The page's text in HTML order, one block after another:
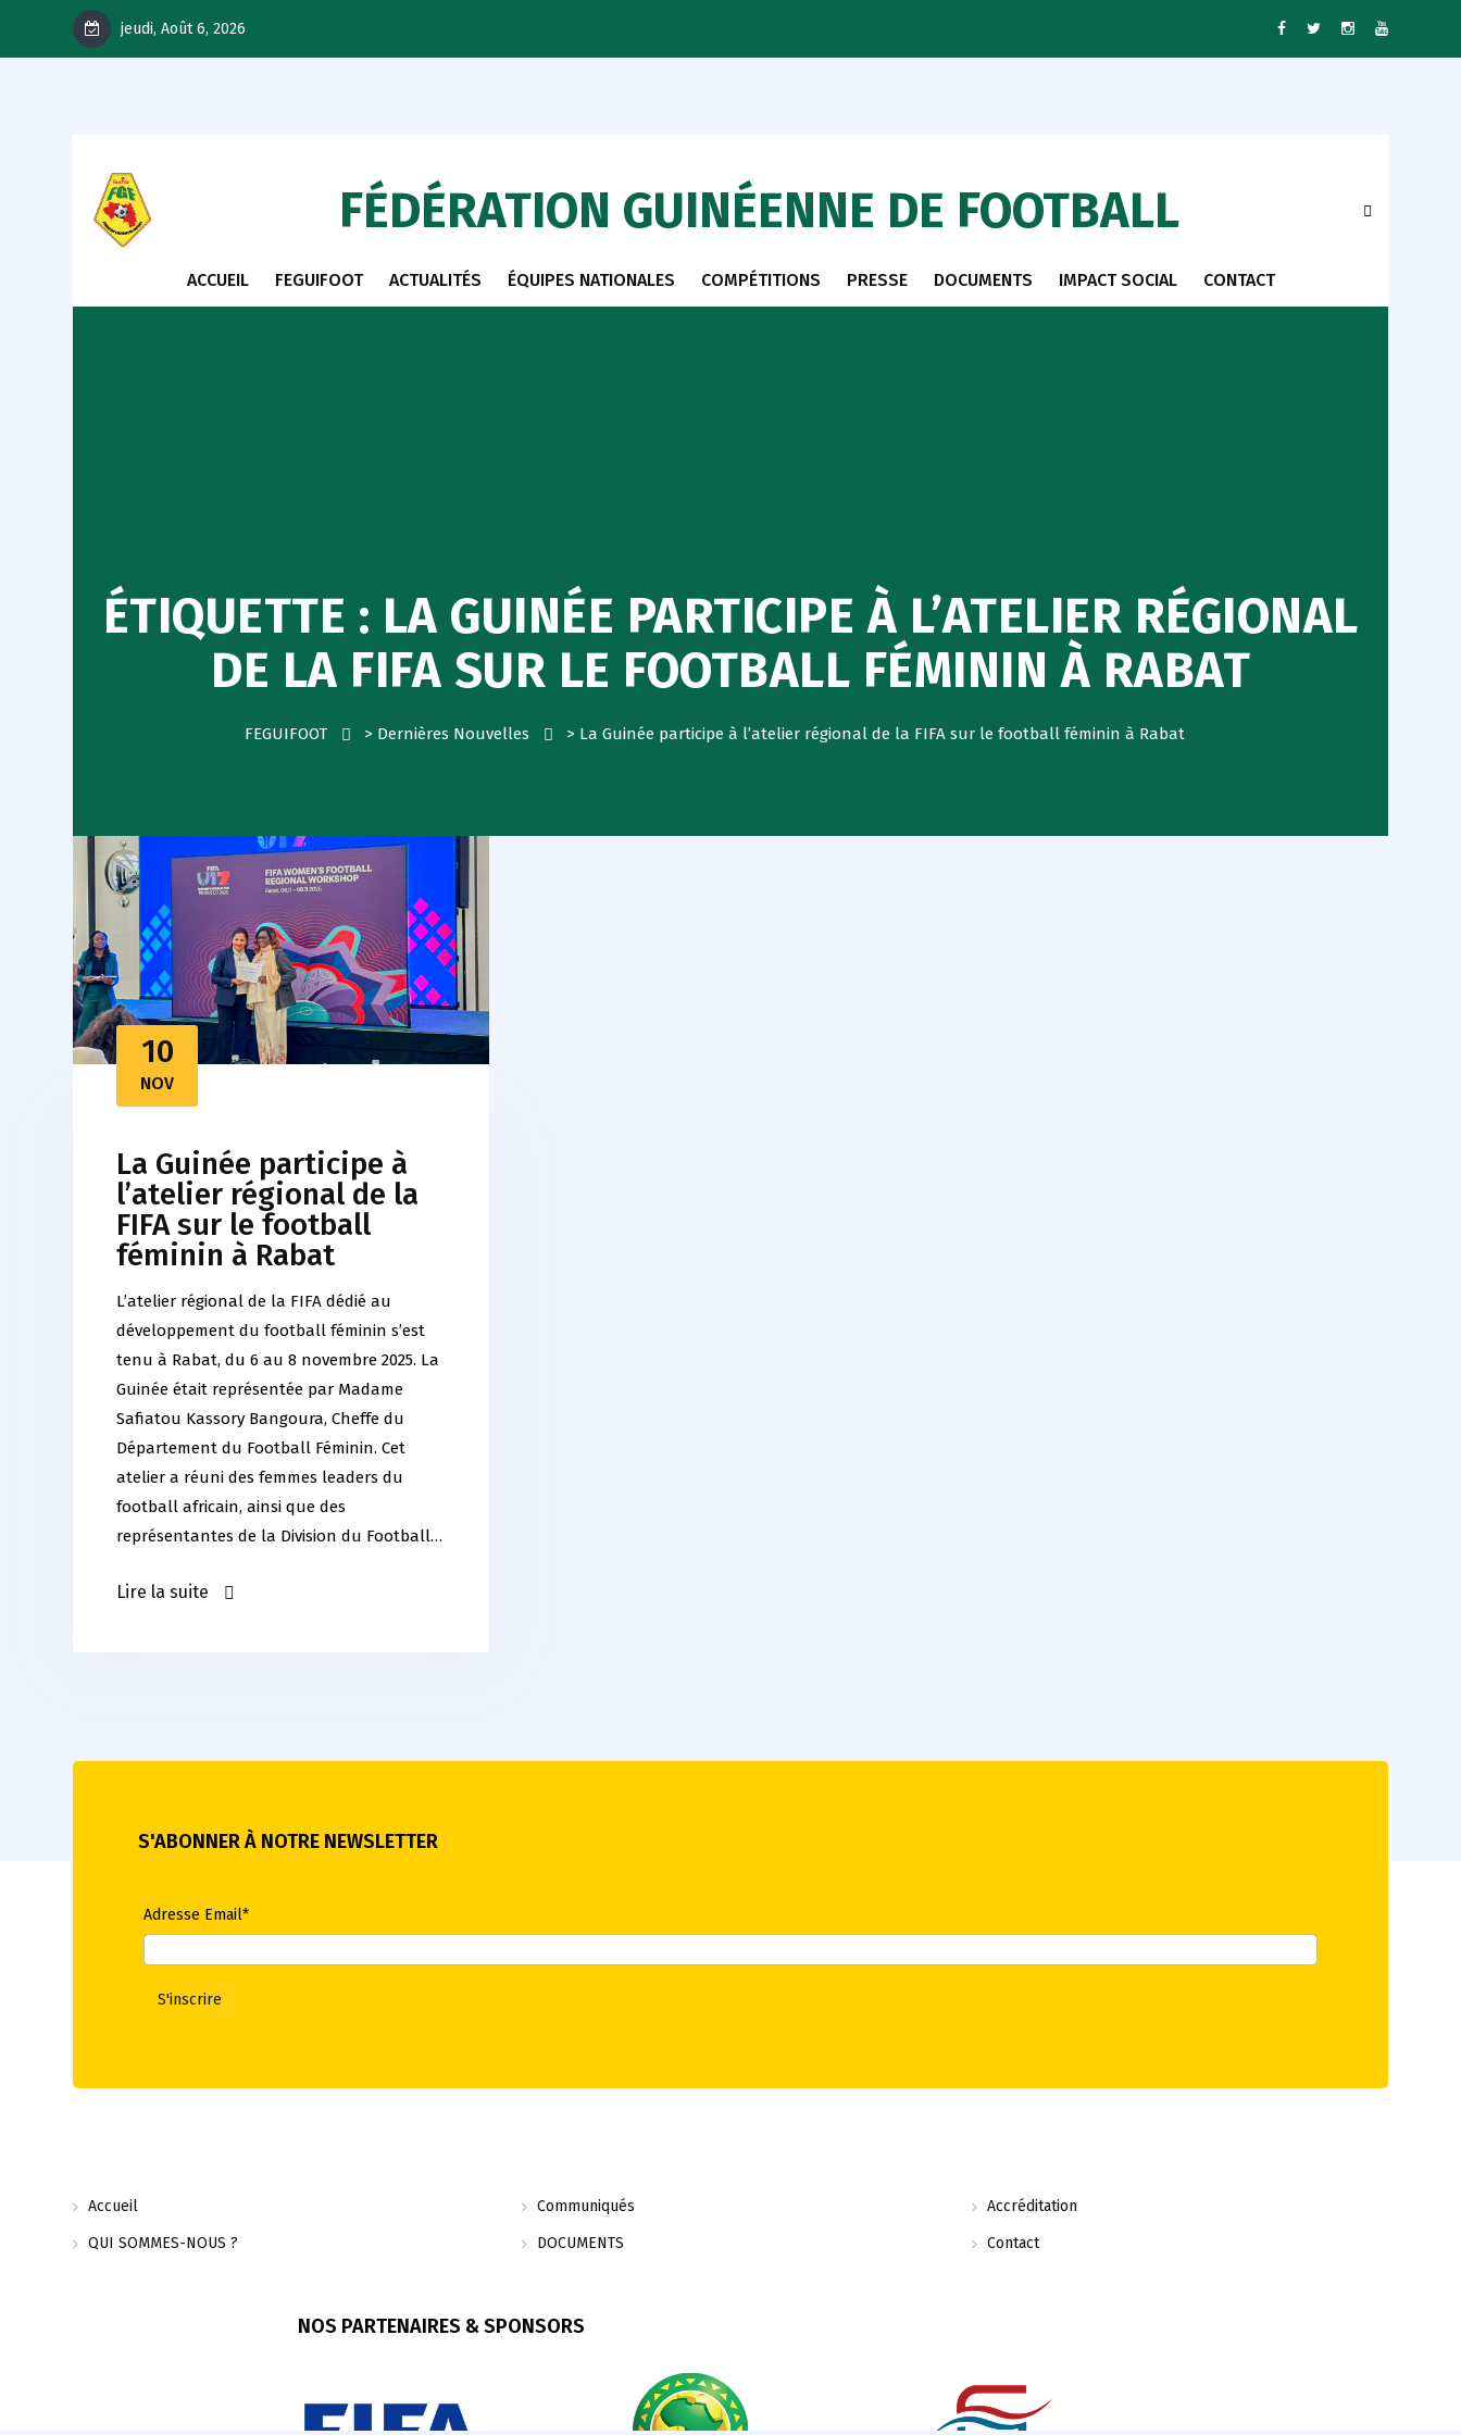
jeudi, Août 6, 2026
FÉDÉRATION GUINÉENNE DE FOOTBALL
ACCUEIL FEGUIFOOT ACTUALITÉS ÉQUIPES NATIONALES COMPÉTITIONS PRESSE DOCUMENTS IMPACT SOCIAL CONTACT
ÉTIQUETTE : LA GUINÉE PARTICIPE À L’ATELIER RÉGIONAL
DE LA FIFA SUR LE FOOTBALL FÉMININ À RABAT
FEGUIFOOT > Dernières Nouvelles > La Guinée participe à l’atelier régional de la FIFA sur le football féminin à Rabat
10
NOV
La Guinée participe à
l’atelier régional de la
FIFA sur le football
féminin à Rabat
L’atelier régional de la FIFA dédié au
développement du football féminin s’est
tenu à Rabat, du 6 au 8 novembre 2025. La
Guinée était représentée par Madame
Safiatou Kassory Bangoura, Cheffe du
Département du Football Féminin. Cet
atelier a réuni des femmes leaders du
football africain, ainsi que des
représentantes de la Division du Football…
Lire la suite
S'ABONNER À NOTRE NEWSLETTER
Adresse Email*
Accueil
QUI SOMMES-NOUS ?
Communiqués
DOCUMENTS
Accréditation
Contact
NOS PARTENAIRES & SPONSORS